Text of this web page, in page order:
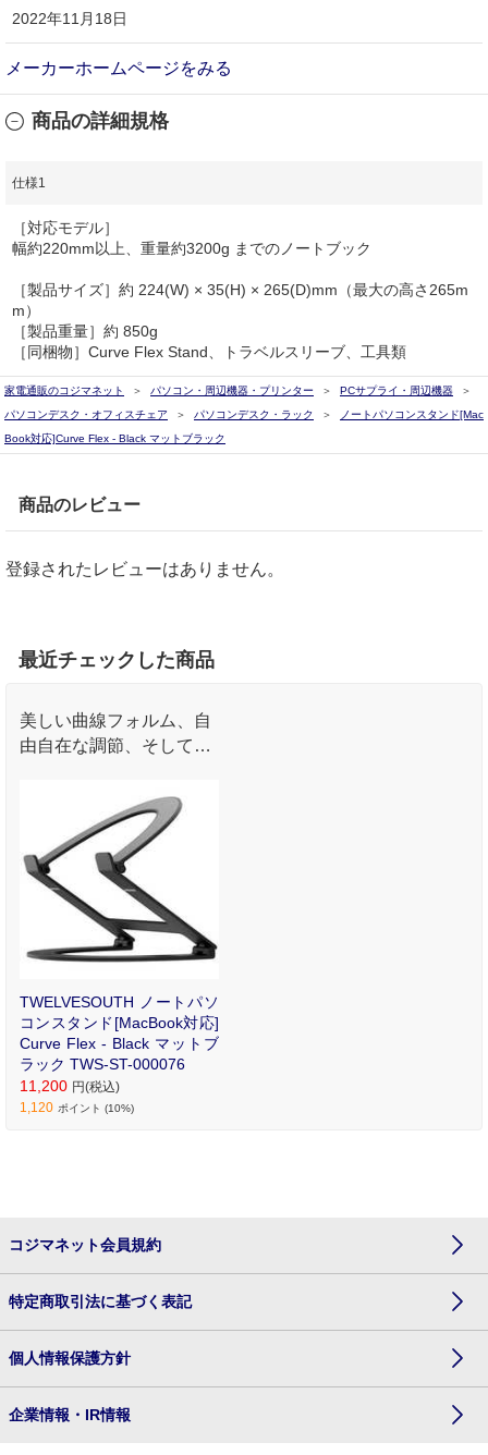
2022年11月18日
メーカーホームページをみる
商品の詳細規格
仕様1
［対応モデル］
幅約220mm以上、重量約3200g までのノートブック
［製品サイズ］約 224(W) × 35(H) × 265(D)mm（最大の高さ265m
m）
［製品重量］約 850g
［同梱物］Curve Flex Stand、トラベルスリーブ、工具類
家電通販のコジマネット パソコン・周辺機器・プリンター
PCサプライ・周辺機器
パソコンデスク・オフィスチェア
パソコンデスク・ラック
ノートパソコンスタンド[Mac
Book対応]Curve Flex - Black マットブラック
商品のレビュー
登録されたレビューはありません。
最近チェックした商品
美しい曲線フォルム、自
由自在な調節、そして驚
TWELVESOUTH ノートパソ
コンスタンド[MacBook対応]
Curve Flex - Black マットブ
ラック TWS-ST-000076
11,200 円(税込)
1,120 ポイント (10%)
コジマネット会員規約
特定商取引法に基づく表記
個人情報保護方針
企業情報・IR情報